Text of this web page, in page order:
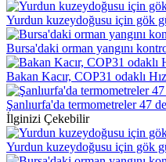
Yurdun kuzeydoğusu için gök
Bursa'daki orman yangını
Bakan Kacır, COP31 odaklı
Şanlıurfa'da termometreler 47
İlginizi Çekebilir
Yurdun kuzeydoğusu için gök